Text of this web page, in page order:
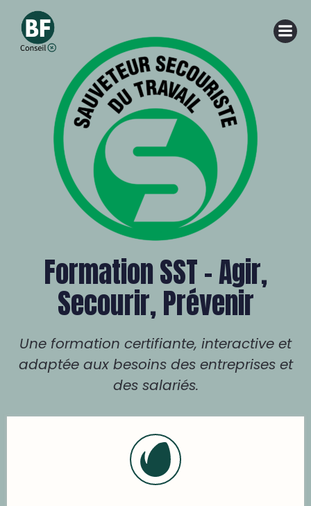
contenu
Formation SST – Agir,
Secourir, Prévenir
Une formation certifiante, interactive et
adaptée aux besoins des entreprises et
des salariés.